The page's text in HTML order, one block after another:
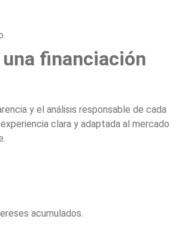
financiación
y el análisis responsable de cada
clara y adaptada al mercado
acumulados.